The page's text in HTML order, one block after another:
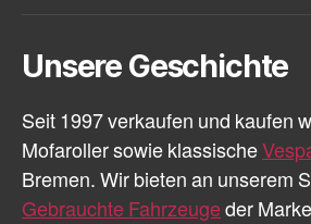
Unsere Geschichte
Seit 1997 verkaufen und kaufen
Mofaroller sowie klassische
Bremen. Wir bieten an unserem
Gebrauchte Fahrzeugeder